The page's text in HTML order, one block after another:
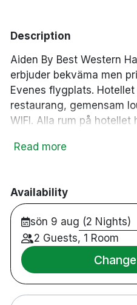
Description
Aiden By Best Western
erbjuder bekväma men
Evenes flygplats.
restaurang, gemensam
WIFI. Alla rum på
semester i Lofoten eller
Dubbelrum
Restaurang / bar
Parkering mot avgift
Gym
Rullstolsanpassat
Husdjurvänligt
Rökfritt
Read more
Availability
sön 9 aug (2 Nights)
2 Guests, 1 Room